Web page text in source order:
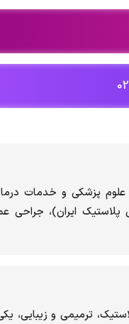
پلاستیک ایران)، جراحی
ترمیمی و زیبایی،